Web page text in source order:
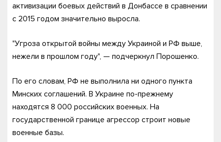
активизации боевых действий в Донбассе в сравнении
с 2015 годом значительно выросла.
"Угроза открытой войны между Украиной и РФ выше,
нежели в прошлом году", — подчеркнул Порошенко.
По его словам, РФ не выполнила ни одного пункта
Минских соглашений. В Украине по-прежнему
находятся 8 000 российских военных. На
государственной границе агрессор строит новые
военные базы.